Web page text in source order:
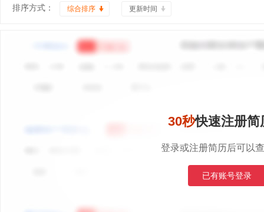
排序方式： 综合排序 更新时间
30秒快速注册简
登录或注册简历后可以
已有账号登录